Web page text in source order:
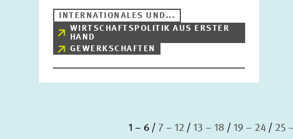
INTERNATIONALES UND...
WIRTSCHAFTSPOLITIK AUS ERSTER
HAND
GEWERKSCHAFTEN
1 – 6 7 – 12 13 – 18 19 – 24 25